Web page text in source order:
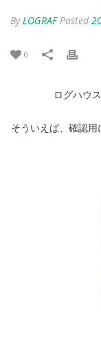
ByLOGRAF Posted
0
ログハウ
そういえば、確認